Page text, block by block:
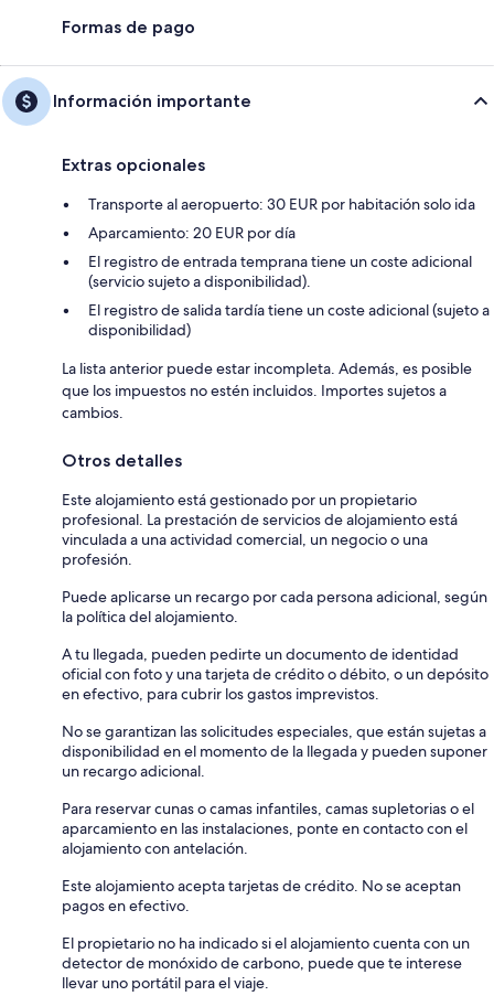
Formas de pago
Información importante
Extras opcionales
Transporte al aeropuerto: 30 EUR por habitación solo ida
Aparcamiento: 20 EUR por día
El registro de entrada temprana tiene un coste adicional
(servicio sujeto a disponibilidad).
El registro de salida tardía tiene un coste adicional (sujeto a
disponibilidad)
La lista anterior puede estar incompleta. Además, es posible
que los impuestos no estén incluidos. Importes sujetos a
cambios.
Otros detalles
Este alojamiento está gestionado por un propietario
profesional. La prestación de servicios de alojamiento está
vinculada a una actividad comercial, un negocio o una
profesión.
Puede aplicarse un recargo por cada persona adicional, según
la política del alojamiento.
A tu llegada, pueden pedirte un documento de identidad
oficial con foto y una tarjeta de crédito o débito, o un depósito
en efectivo, para cubrir los gastos imprevistos.
No se garantizan las solicitudes especiales, que están sujetas a
disponibilidad en el momento de la llegada y pueden suponer
un recargo adicional.
Para reservar cunas o camas infantiles, camas supletorias o el
aparcamiento en las instalaciones, ponte en contacto con el
alojamiento con antelación.
Este alojamiento acepta tarjetas de crédito. No se aceptan
pagos en efectivo.
El propietario no ha indicado si el alojamiento cuenta con un
detector de monóxido de carbono, puede que te interese
llevar uno portátil para el viaje.